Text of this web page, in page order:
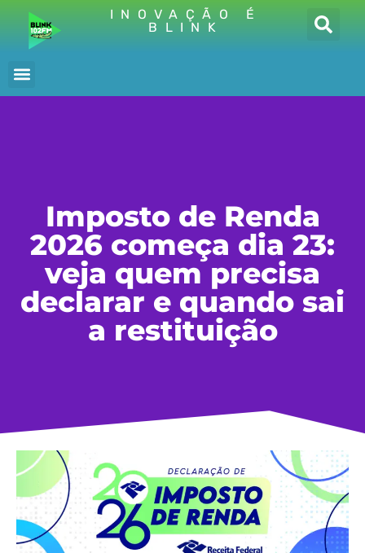
INOVAÇÃO É
BLINK
Imposto de Renda
2026 começa dia 23:
veja quem precisa
declarar e quando sai
a restituição